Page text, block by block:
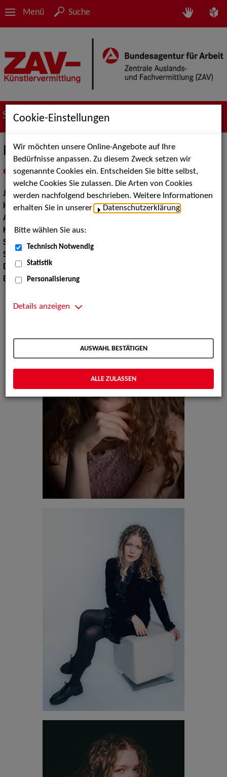
Menü Suche
Suche nach Künstler*innen
Emily Gnädig
als PDF speichern
inMeine Merklistelegen
Jahrgang:2003
Haarfarbe:blond
Augenfarbe:
Körpergröße:170 cm
Sport:
Fechten, Schwimmen
Sprachen:
Dialekte:Berlinerisch, Hochdeutsch, Lausitzisch
Erscheinungsbild:Mitteleuropäisch
Cookie-Einstellungen
Wir möchten unsere Online-Angebote auf Ihre
Bedürfnisse anpassen. Zu diesem Zweck setzen wir
sogenannte Cookies ein. Entscheiden Sie bitte selbst,
welche Cookies Sie zulassen. Die Arten von Cookies
werden nachfolgend beschrieben. Weitere Informationen
erhalten Sie in unserer
Datenschutzerklärung
Bitte wählen Sie aus:
Technisch Notwendig
Statistik
Personalisierung
Details anzeigen
AUSWAHL BESTÄTIGEN
ALLE ZULASSEN